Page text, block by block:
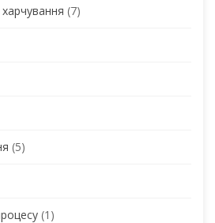
(7)
(5)
(1)